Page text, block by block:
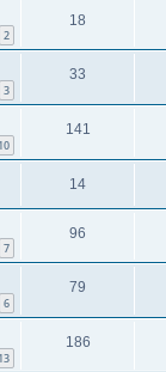
2
18
3
33
10
141
14
7
96
6
79
13
186